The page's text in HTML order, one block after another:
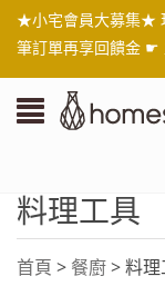
★小宅會員大募集★
筆訂單再享回饋金 ☛
首頁 > 餐廚> 料
料理工具